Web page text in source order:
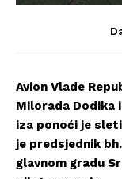
Avion Vlade
Milorada Dodika
iza ponoći je
je predsjednik
glavnom gradu